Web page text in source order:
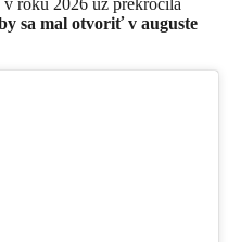
v roku 2026 už prekročila
sa mal otvoriť v auguste